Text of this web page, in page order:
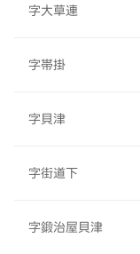
字大草連
字帯掛
字貝津
字街道下
字鍛治屋貝津